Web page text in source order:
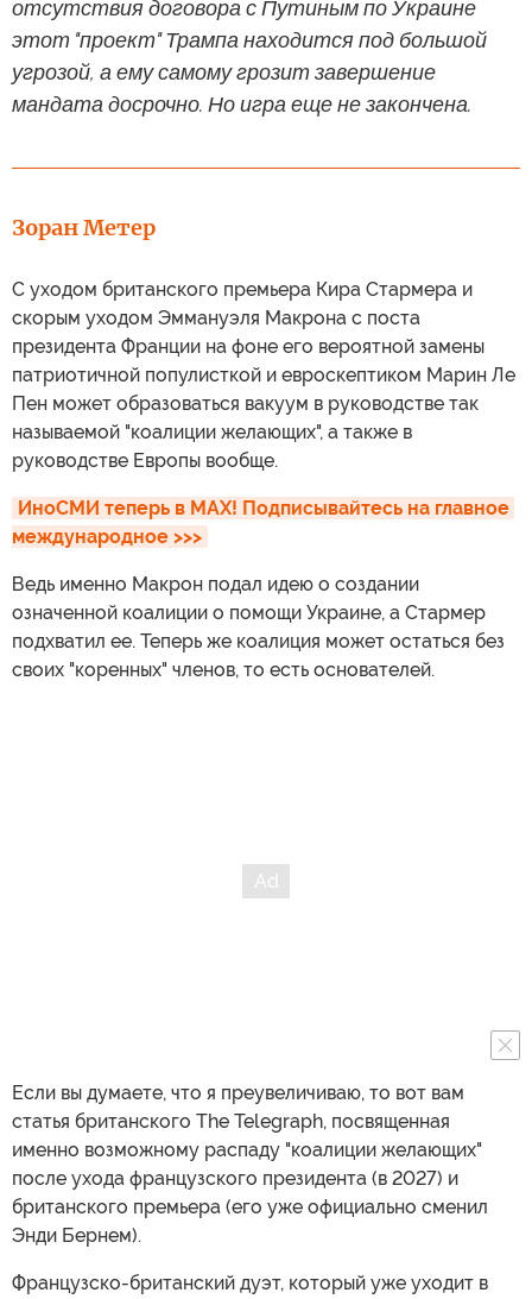
отсутствия договора с Путиным по Украине
этот "проект" Трампа находится под большой
угрозой, а ему самому грозит завершение
мандата досрочно. Но игра еще не закончена.
Зоран Метер
С уходом британского премьера Кира Стармера и
скорым уходом Эммануэля Макрона с поста
президента Франции на фоне его вероятной замены
патриотичной популисткой и евроскептиком Марин Ле
Пен может образоваться вакуум в руководстве так
называемой "коалиции желающих", а также в
руководстве Европы вообще.
ИноСМИ теперь в MAX! Подписывайтесь на главное
международное >>>
Ведь именно Макрон подал идею о создании
означенной коалиции о помощи Украине, а Стармер
подхватил ее. Теперь же коалиция может остаться без
своих "коренных" членов, то есть основателей.
Если вы думаете, что я преувеличиваю, то вот вам
статья британского The Telegraph, посвященная
именно возможному распаду "коалиции желающих"
после ухода французского президента (в 2027) и
британского премьера (его уже официально сменил
Энди Бернем).
Французско-британский дуэт, который уже уходит в